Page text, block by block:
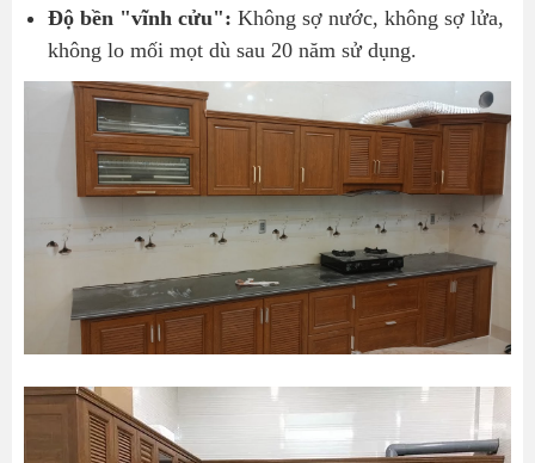
Độ bền "vĩnh cửu": Không sợ nước, không sợ lửa,
không lo mối mọt dù sau 20 năm sử dụng.